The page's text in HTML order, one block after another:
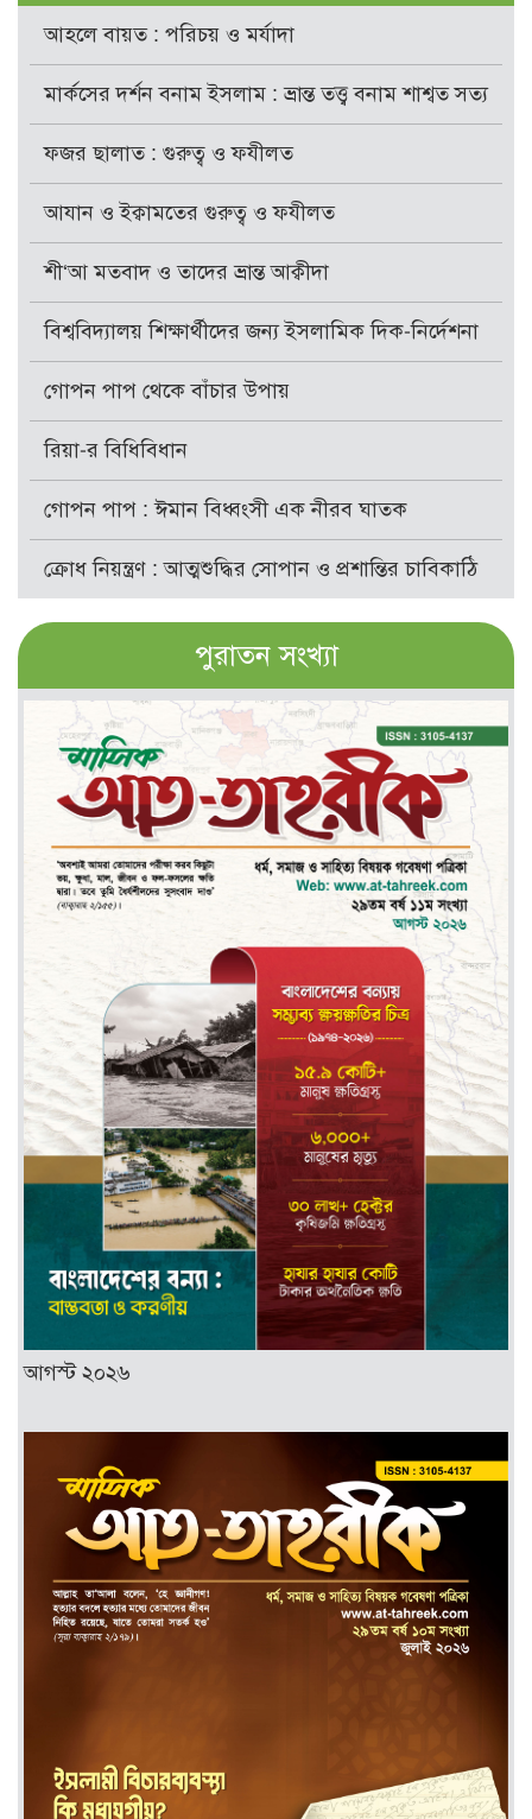
আহলে বায়ত : পরিচয় ও মর্যাদা
মার্কসের দর্শন বনাম ইসলাম : ভ্রান্ত তত্ত্ব বনাম শাশ্বত সত্য
ফজর ছালাত : গুরুত্ব ও ফযীলত
আযান ও ইক্বামতের গুরুত্ব ও ফযীলত
শী‘আ মতবাদ ও তাদের ভ্রান্ত আক্বীদা
বিশ্ববিদ্যালয় শিক্ষার্থীদের জন্য ইসলামিক দিক-নির্দেশনা
গোপন পাপ থেকে বাঁচার উপায়
রিয়া-র বিধিবিধান
গোপন পাপ : ঈমান বিধ্বংসী এক নীরব ঘাতক
ক্রোধ নিয়ন্ত্রণ : আত্মশুদ্ধির সোপান ও প্রশান্তির চাবিকাঠি
পুরাতন সংখ্যা
আগস্ট ২০২৬